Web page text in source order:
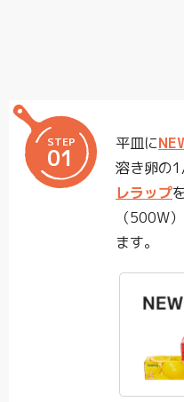
STEP
01 平皿に
溶き卵の
レラップ
（500W
ます。